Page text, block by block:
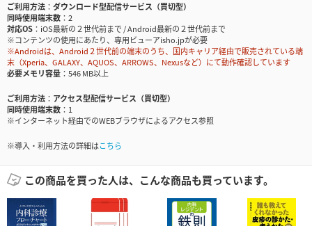
ご利用方法
ダウンロード型配信サービス（買切型）
同時使用端末数
2
対応OS
iOS最新の２世代前まで / Android最新の２世代前まで
※コンテンツの使用にあたり、専用ビューアisho.jpが必要
※Androidは、Android２世代前の端末のうち、国内キャリア経由で販売されている端
末（Xperia、GALAXY、AQUOS、ARROWS、Nexusなど）にて動作確認しています
必要メモリ容量
546 MB以上
ご利用方法
アクセス型配信サービス（買切型）
同時使用端末数
1
※インターネット経由でのWEBブラウザによるアクセス参照
※導入・利用方法の詳細はこちら
この商品を買った人は、こんな商品も買っています。